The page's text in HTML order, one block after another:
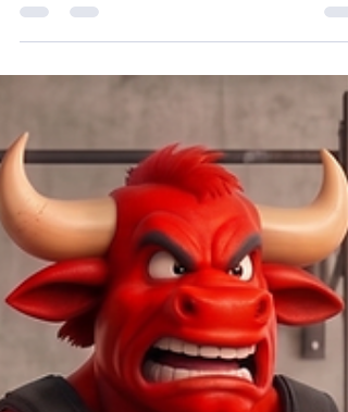
A. INCALZIRE GENERALA — 8 min